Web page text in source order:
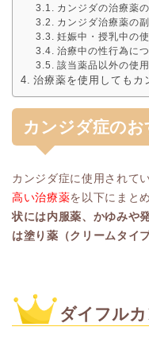
カンジダの治療薬
カンジダ治療薬の
妊娠中・授乳中の
治療中の性行為に
該当薬品以外の使
治療薬を使用してもカ
カンジダ症の
カンジダ症に使用されて
高い治療薬を以下にまと
状には内服薬、かゆみや
は塗り薬（クリームタイ
ダイフル